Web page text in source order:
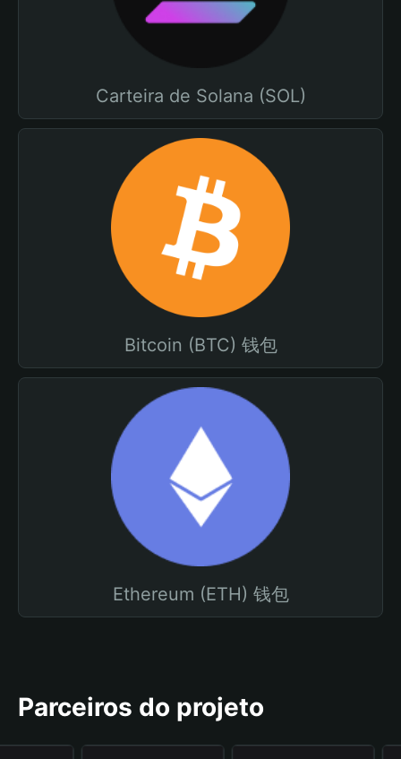
Carteira de Solana (SOL)
Bitcoin (BTC) 钱包
Ethereum (ETH) 钱包
Parceiros do projeto